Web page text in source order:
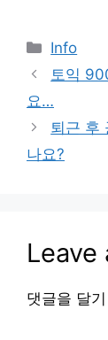
Info
토익
요…
퇴근 후
나요?
Leave
댓글을 달